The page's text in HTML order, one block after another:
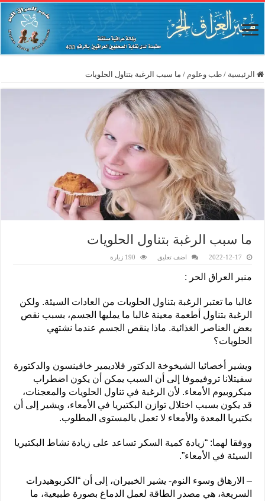
الرئيسية / طب وعلوم / ما سبب الرغبة بتناول الحلويات
ما سبب الرغبة بتناول الحلويات
2022-12-17 اضف تعليق 190 زيارة
منبر العراق الحر :
غالبا ما تعتبر الرغبة بتناول الحلويات من العادات السيئة. ولكن
الرغبة بتناول أطعمة معينة غالبا ما يمليها الجسم، بسبب نقص
بعض العناصر الغذائية. ماذا ينقص الجسم عندما نشتهي
الحلويات؟
ويشير أخصائيا الشيخوخة الدكتور فلاديمير خافينسون والدكتورة
سفيتلانا تروفيموفا إلى أن السبب يمكن أن يكون اضطراب
ميكروبيوم الأمعاء. لأن الرغبة في تناول الحلويات والمعجنات،
قد يكون بسبب اختلال توازن البكتيريا في الأمعاء، ويشير إلى أن
بكتيريا المعدة والأمعاء لا تعمل بالمستوى المطلوب.
ووفقا لهما: “زيادة كمية السكر تساعد على زيادة نشاط البكتيريا
السيئة في الأمعاء”.
– الارهاق وسوء النوم- يشير الخبيران، إلى أن “الكربوهيدرات
السريعة، هي مصدر الطاقة لعمل الدماغ بصورة طبيعية، ما